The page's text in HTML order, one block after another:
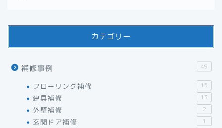
カテゴリー
補修事例 49
フローリング補修 15
建具補修 13
外壁補修 2
玄関ドア補修 1